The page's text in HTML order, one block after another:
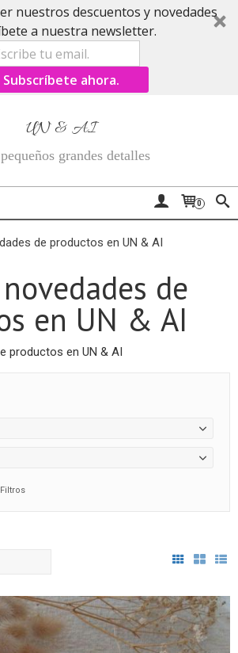
nuestros descuentos y novedades
a nuestra newsletter.
Subscríbete ahora.
UN & AI
grandes detalles
0
de productos en UN & AI
de
en UN & AI
productos en UN & AI